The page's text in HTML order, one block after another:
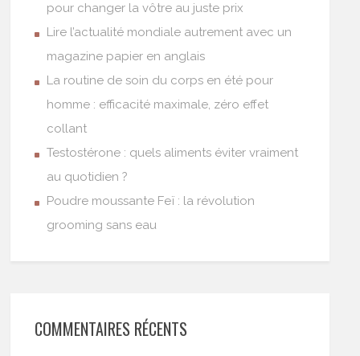
pour changer la vôtre au juste prix
Lire l’actualité mondiale autrement avec un
magazine papier en anglais
La routine de soin du corps en été pour
homme : efficacité maximale, zéro effet
collant
Testostérone : quels aliments éviter vraiment
au quotidien ?
Poudre moussante Feï : la révolution
grooming sans eau
COMMENTAIRES RÉCENTS